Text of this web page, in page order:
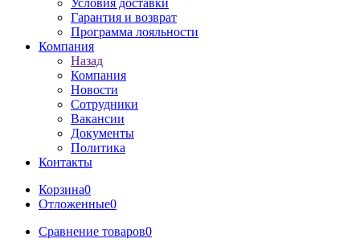
Условия доставки
Гарантия и возврат
Программа лояльности
Компания
Назад
Компания
Новости
Сотрудники
Вакансии
Документы
Политика
Контакты
Корзина0
Отложенные0
Сравнение товаров0